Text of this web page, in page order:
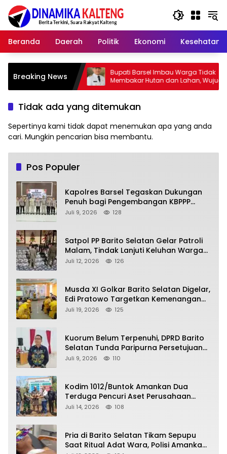
Langsung
konten
Beranda
Daerah Politik Ekonomi Kesehatan
Breaking NewsBupati Barsel Imbau Warga Tidak
Membakar Hutan dan Lahan, Wujudkan
Barito Selatan Bebas Kabut Asap
Tidak ada yang ditemukan
Sepertinya kami tidak dapat menemukan apa yang anda
cari. Mungkin pencarian bisa membantu.
Pos Populer
Kapolres Barsel Tegaskan Dukungan
Penuh bagi Pengembangan KBPPP
Kalimantan Tengah
Juli 9, 2026 128
Satpol PP Barito Selatan Gelar Patroli
Malam, Tindak Lanjuti Keluhan Warga
soal Balap Liar dan Remaja Nongkrong
Juli 12, 2026 126
Musda XI Golkar Barito Selatan Digelar,
Edi Pratowo Targetkan Kemenangan
Partai pada Pemilu Mendatang
Juli 19, 2026 125
Kuorum Belum Terpenuhi, DPRD Barito
Selatan Tunda Paripurna Persetujuan
Raperda Pertanggungjawaban APBD
Juli 9, 2026 110
Kodim 1012/Buntok Amankan Dua
Terduga Pencuri Aset Perusahaan
Sitaan Satgas PKH, Satu Paket Diduga
Juli 14, 2026 108
Pria di Barito Selatan Tikam Sepupu
Saat Ritual Adat Wara, Polisi Amankan